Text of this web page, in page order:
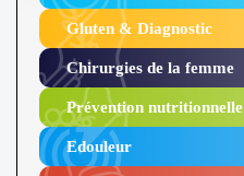
Gluten & Diagnostic
Chirurgies de la femme
Prévention nutritionnelle
Edouleur​